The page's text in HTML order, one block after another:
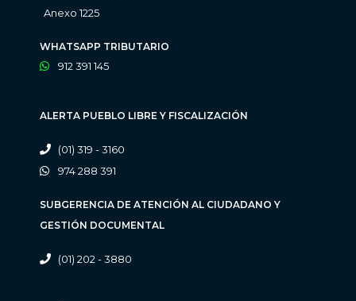
Anexo 1225
WHATSAPP TRIBUTARIO
912 391 145
ALERTA PUEBLO LIBRE Y FISCALIZACIÓN
(01) 319 - 3160
974 288 391
SUBGERENCIA DE ATENCIÓN AL CIUDADANO Y
GESTIÓN DOCUMENTAL
(01) 202 - 3880